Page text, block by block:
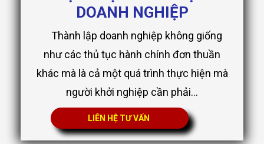
DOANH NGHIỆP
Thành lập doanh nghiệp không giống
như các thủ tục hành chính đơn thuần
khác mà là cả một quá trình thực hiện mà
người khởi nghiệp cần phải...
LIÊN HỆ TƯ VẤN